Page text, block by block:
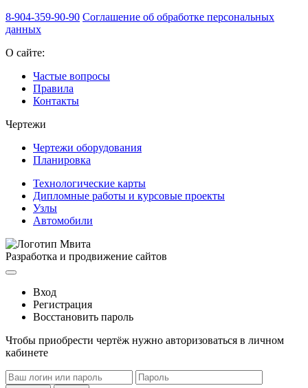
8-904-359-90-90 Соглашение об обработке персональных
данных
О сайте:
Частые вопросы
Правила
Контакты
Чертежи
Чертежи оборудования
Планировка
Технологические карты
Дипломные работы и курсовые проекты
Узлы
Автомобили
Разработка и продвижение сайтов
Вход
Регистрация
Восстановить пароль
Чтобы приобрести чертёж нужно авторизоваться в личном
кабинете